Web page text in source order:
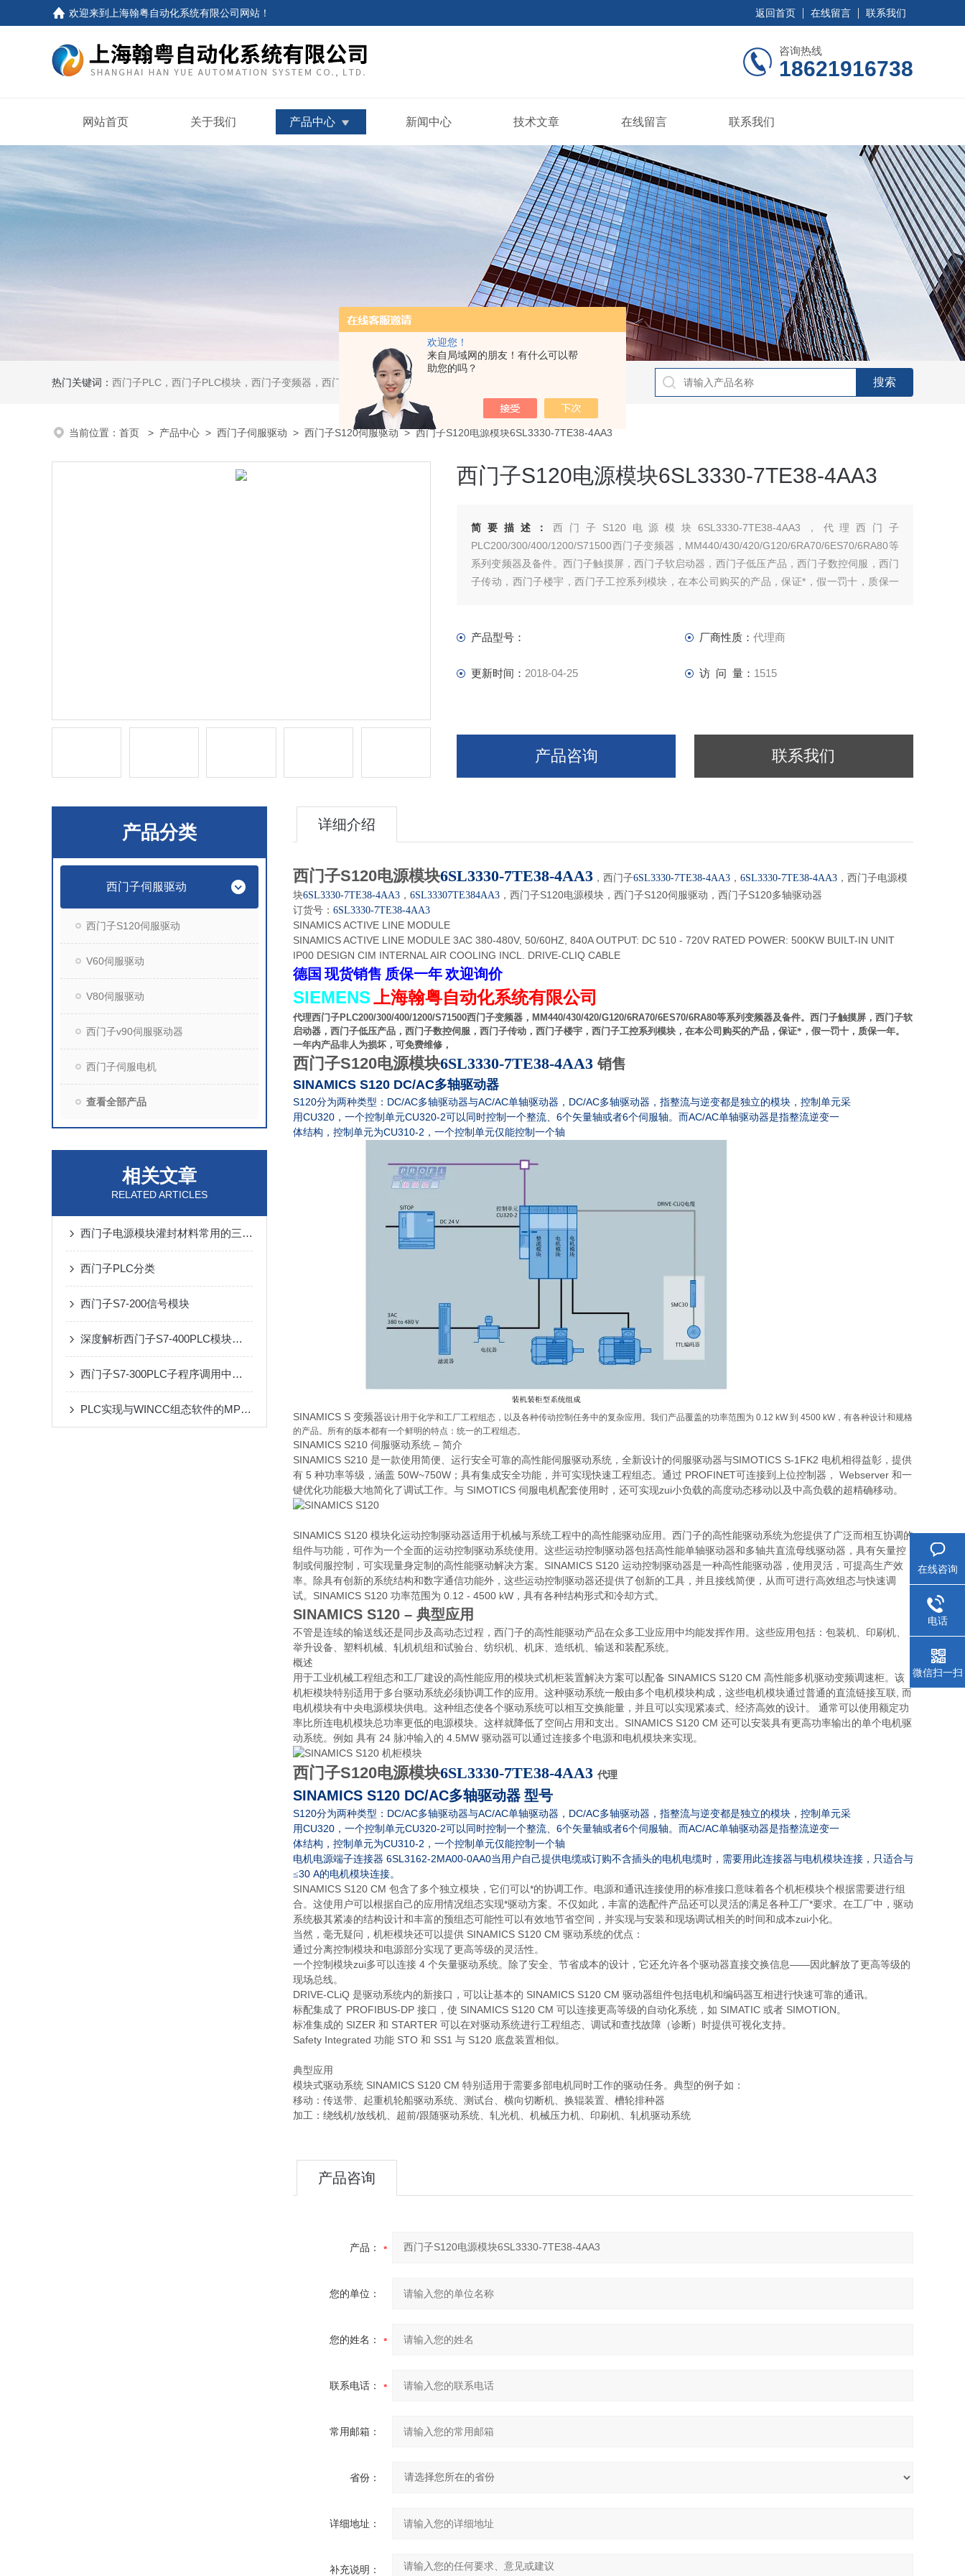
欢迎您！
来自局域网的朋友！有什么可以帮
助您的吗？
欢迎来到 上海翰粤自动化系统有限公司网站 ！ 返回首页 在线留言 联系我们
咨询热线
18621916738
网站首页 关于我们 产品中心 新闻中心 技术文章 在线留言 联系我们
热门关键词： 西门子PLC，西门子PLC模块，西门子变频器，西门子触摸屏，西门子软启动器，西门子DP总线电缆，西门子DP总线接头，西门子CP通讯网卡，西门子数控系统及停产备件
当前位置： 首页 > 产品中心 > 西门子伺服驱动 > 西门子S120伺服驱动> 西门子S120电源模块6SL3330-7TE38-4AA3
西门子S120电源模块6SL3330-7TE38-4AA3
简要描述：西门子S120电源模块6SL3330-7TE38-4AA3，代理西门子
PLC200/300/400/1200/S71500西门子变频器，MM440/430/420/G120/6RA70/6ES70/6RA80等
系列变频器及备件。西门子触摸屏，西门子软启动器，西门子低压产品，西门子数控伺服，西门
子传动，西门子楼宇，西门子工控系列模块，在本公司购买的产品，保证*，假一罚十，质保一
产品型号： 厂商性质： 代理商
更新时间： 2018-04-25 访 问 量： 1515
产品咨询 联系我们
产品分类
西门子伺服驱动
西门子S120伺服驱动
V60伺服驱动
V80伺服驱动
西门子v90伺服驱动器
西门子伺服电机
查看全部产品
相关文章
RELATED ARTICLES
西门子电源模块灌封材料常用的三大分类
西门子PLC分类
西门子S7-200信号模块
深度解析西门子S7-400PLC模块从CPU核心到分布式I/O的架构逻辑与选型策略
西门子S7-300PLC子程序调用中的参数传递
PLC实现与WINCC组态软件的MPI通讯的方法
详细介绍
西门子S120电源模块6SL3330-7TE38-4AA3 ，西门子6SL3330-7TE38-4AA3 ， 6SL3330-7TE38-4AA3 ，西门子电源模
块6SL3330-7TE38-4AA3 ， 6SL33307TE384AA3 ，西门子S120电源模块，西门子S120伺服驱动，西门子S120多轴驱动器
订货号： 6SL3330-7TE38-4AA3
SINAMICS ACTIVE LINE MODULE
SINAMICS ACTIVE LINE MODULE 3AC 380-480V, 50/60HZ, 840A OUTPUT: DC 510 - 720V RATED POWER: 500KW BUILT-IN UNIT
IP00 DESIGN CIM INTERNAL AIR COOLING INCL. DRIVE-CLIQ CABLE
德国 现货销售 质保一年欢迎询价
SIEMENS上海翰粤自动化系统有限公司
代理西门子PLC200/300/400/1200/S71500西门子变频器， MM440/430/420/G120/6RA70/6ES70/6RA80等系列变频器及备件。西门子触摸屏，西门子软
启动器，西门子低压产品，西门子数控伺服，西门子传动，西门子楼宇，西门子工控系列模块，在本公司购买的产品，保证*，假一罚十，质保一年。
一年内产品非人为损坏，可免费维修，
西门子S120电源模块6SL3330-7TE38-4AA3 销售
SINAMICS S120 DC/AC多轴驱动器
S120分为两种类型： DC/AC多轴驱动器与AC/AC单轴驱动器， DC/AC多轴驱动器，指整流与逆变都是独立的模块，控制单元采
用CU320 ，一个控制单元CU320-2可以同时控制一个整流、 6个矢量轴或者6个伺服轴。而AC/AC单轴驱动器是指整流逆变一
体结构，控制单元为CU310-2 ，一个控制单元仅能控制一个轴
SINAMICS S 变频器设计用于化学和工厂工程组态，以及各种传动控制任务中的复杂应用。我们产品覆盖的功率范围为 0.12 kW 到 4500 kW，有各种设计和规格
的产品。所有的版本都有一个鲜明的特点：统一的工程组态。
SINAMICS S210 伺服驱动系统 – 简介
SINAMICS S210 是一款使用简便、运行安全可靠的高性能伺服驱动系统，全新设计的伺服驱动器与SIMOTICS S-1FK2 电机相得益彰，提供
有 5 种功率等级，涵盖 50W~750W；具有集成安全功能，并可实现快速工程组态。通过 PROFINET可连接到上位控制器， Webserver 和一
键优化功能极大地简化了调试工作。与 SIMOTICS 伺服电机配套使用时，还可实现zui小负载的高度动态移动以及中高负载的超精确移动。
SINAMICS S120 模块化运动控制驱动器适用于机械与系统工程中的高性能驱动应用。西门子的高性能驱动系统为您提供了广泛而相互协调的
组件与功能，可作为一个全面的运动控制驱动系统使用。这些运动控制驱动器包括高性能单轴驱动器和多轴共直流母线驱动器，具有矢量控
制或伺服控制，可实现量身定制的高性能驱动解决方案。SINAMICS S120 运动控制驱动器是一种高性能驱动器，使用灵活，可提高生产效
率。除具有创新的系统结构和数字通信功能外，这些运动控制驱动器还提供了创新的工具，并且接线简便，从而可进行高效组态与快速调
试。SINAMICS S120 功率范围为 0.12 - 4500 kW，具有各种结构形式和冷却方式。
SINAMICS S120 – 典型应用
不管是连续的输送线还是同步及高动态过程，西门子的高性能驱动产品在众多工业应用中均能发挥作用。这些应用包括：包装机、印刷机、
举升设备、塑料机械、轧机机组和试验台、纺织机、机床、造纸机、输送和装配系统。
概述
用于工业机械工程组态和工厂建设的高性能应用的模块式机柜装置解决方案可以配备 SINAMICS S120 CM 高性能多机驱动变频调速柜。该
机柜模块特别适用于多台驱动系统必须协调工作的应用。这种驱动系统一般由多个电机模块构成，这些电机模块通过普通的直流链接互联, 而
电机模块有中央电源模块供电。这种组态使各个驱动系统可以相互交换能量，并且可以实现紧凑式、经济高效的设计。 通常可以使用额定功
率比所连电机模块总功率更低的电源模块。这样就降低了空间占用和支出。SINAMICS S120 CM 还可以安装具有更高功率输出的单个电机驱
动系统。例如 具有 24 脉冲输入的 4.5MW 驱动器可以通过连接多个电源和电机模块来实现。
西门子S120电源模块6SL3330-7TE38-4AA3 代理
SINAMICS S120 DC/AC多轴驱动器 型号
S120分为两种类型： DC/AC多轴驱动器与AC/AC单轴驱动器， DC/AC多轴驱动器，指整流与逆变都是独立的模块，控制单元采
用CU320 ，一个控制单元CU320-2可以同时控制一个整流、 6个矢量轴或者6个伺服轴。而AC/AC单轴驱动器是指整流逆变一
体结构，控制单元为CU310-2 ，一个控制单元仅能控制一个轴
电机电源端子连接器 6SL3162-2MA00-0AA0当用户自己提供电缆或订购不含插头的电机电缆时，需要用此连接器与电机模块连接，只适合与
≤30 A的电机模块连接。
SINAMICS S120 CM 包含了多个独立模块，它们可以*的协调工作。电源和通讯连接使用的标准接口意味着各个机柜模块个根据需要进行组
合。这使用户可以根据自己的应用情况组态实现*驱动方案。不仅如此，丰富的选配件产品还可以灵活的满足各种工厂*要求。在工厂中，驱动
系统极其紧凑的结构设计和丰富的预组态可能性可以有效地节省空间，并实现与安装和现场调试相关的时间和成本zui小化。
当然，毫无疑问，机柜模块还可以提供 SINAMICS S120 CM 驱动系统的优点：
通过分离控制模块和电源部分实现了更高等级的灵活性。
一个控制模块zui多可以连接 4 个矢量驱动系统。除了安全、节省成本的设计，它还允许各个驱动器直接交换信息——因此解放了更高等级的
现场总线。
DRIVE-CLiQ 是驱动系统内的新接口，可以让基本的 SINAMICS S120 CM 驱动器组件包括电机和编码器互相进行快速可靠的通讯。
标配集成了 PROFIBUS-DP 接口，使 SINAMICS S120 CM 可以连接更高等级的自动化系统，如 SIMATIC 或者 SIMOTION。
标准集成的 SIZER 和 STARTER 可以在对驱动系统进行工程组态、调试和查找故障（诊断）时提供可视化支持。
Safety Integrated 功能 STO 和 SS1 与 S120 底盘装置相似。
典型应用
模块式驱动系统 SINAMICS S120 CM 特别适用于需要多部电机同时工作的驱动任务。典型的例子如：
移动：传送带、起重机轮船驱动系统、测试台、横向切断机、换辊装置、槽轮排种器
加工：绕线机/放线机、超前/跟随驱动系统、轧光机、机械压力机、印刷机、轧机驱动系统
产品咨询
产品：
您的单位：
您的姓名：
联系电话：
常用邮箱：
省份：
详细地址：
补充说明：
在线咨询
电话
微信扫一扫